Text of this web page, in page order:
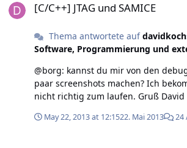
[C/C++] JTAG und SAMICE
Thema antwortete aufdavidkoch
Software, Programmierung und
@borg: kannst du mir von den
paar screenshots machen? Ich
nicht richtig zum laufen. Gruß David
May 22, 2013 at 12:1522. Mai 2013 24